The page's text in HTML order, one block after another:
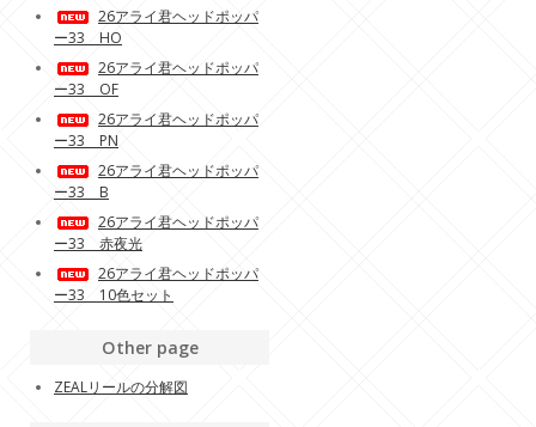
26アライ君ヘッドポッパ
ー33 HO
26アライ君ヘッドポッパ
ー33 OF
26アライ君ヘッドポッパ
ー33 PN
26アライ君ヘッドポッパ
ー33 B
26アライ君ヘッドポッパ
ー33 赤夜光
26アライ君ヘッドポッパ
ー33 10色セット
Other page
ZEALリールの分解図